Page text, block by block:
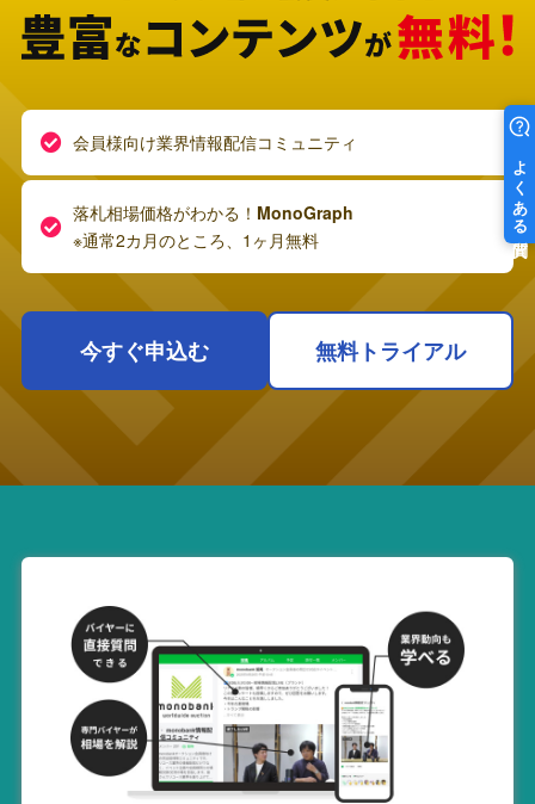
会員様向け業界情報配信コミュニティ
落札相場価格がわかる！ MonoGraph
※通常2カ月のところ、1ヶ月無料
今すぐ申込む 無料トライアル